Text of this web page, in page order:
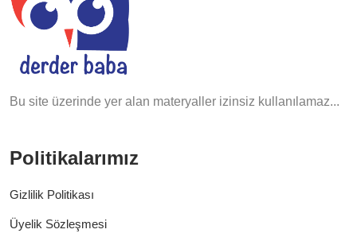
Bu site üzerinde yer alan materyaller izinsiz kullanılamaz...
Politikalarımız
Gizlilik Politikası
Üyelik Sözleşmesi